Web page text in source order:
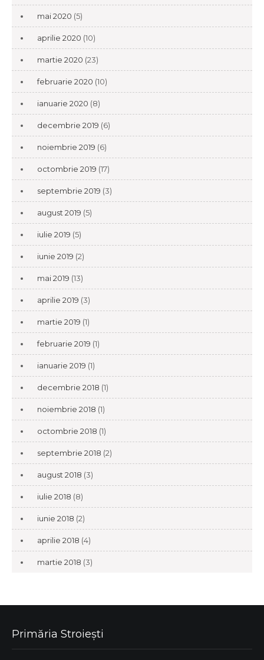
mai 2020 (5)
aprilie 2020 (10)
martie 2020 (23)
februarie 2020 (10)
ianuarie 2020 (8)
decembrie 2019 (6)
noiembrie 2019 (6)
octombrie 2019 (17)
septembrie 2019 (3)
august 2019 (5)
iulie 2019 (5)
iunie 2019 (2)
mai 2019 (13)
aprilie 2019 (3)
martie 2019 (1)
februarie 2019 (1)
ianuarie 2019 (1)
decembrie 2018 (1)
noiembrie 2018 (1)
octombrie 2018 (1)
septembrie 2018 (2)
august 2018 (3)
iulie 2018 (8)
iunie 2018 (2)
aprilie 2018 (4)
martie 2018 (3)
Primăria Stroiești